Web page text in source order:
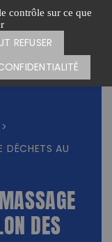
contrôle sur ce que
REFUSER
UN DON
>
DÉCHETS AU
DES